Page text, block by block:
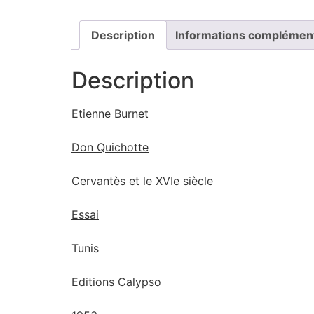
Description Informations
Description
Etienne Burnet
Don Quichotte
Cervantès et le XVIe siècle
Essai
Tunis
Editions Calypso